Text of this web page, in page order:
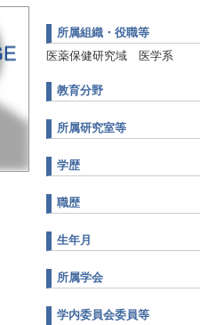
所属組織・役職等
医薬保健研究域 医学系
教育分野
所属研究室等
学歴
職歴
生年月
所属学会
学内委員会委員等